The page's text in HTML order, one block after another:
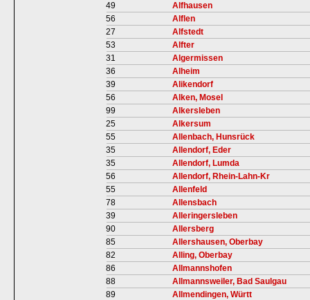
49
Alfhausen
56
Alflen
27
Alfstedt
53
Alfter
31
Algermissen
36
Alheim
39
Alikendorf
56
Alken, Mosel
99
Alkersleben
25
Alkersum
55
Allenbach, Hunsrück
35
Allendorf, Eder
35
Allendorf, Lumda
56
Allendorf, Rhein-Lahn-Kr
55
Allenfeld
78
Allensbach
39
Alleringersleben
90
Allersberg
85
Allershausen, Oberbay
82
Alling, Oberbay
86
Allmannshofen
88
Allmannsweiler, Bad Saulgau
89
Allmendingen, Württ